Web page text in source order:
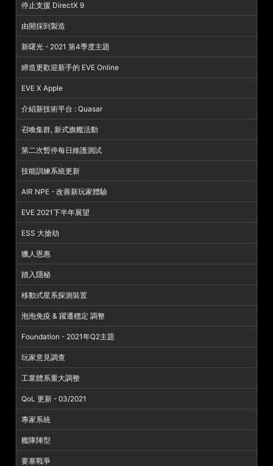
停止支援 DirectX 9
由開採到製造
新曙光 - 2021 第4季度主題
締造更歡迎新手的 EVE Online
EVE X Apple
介紹新技術平台 : Quasar
召喚集群, 新式旗艦活動
第二次暫停每日維護測試
技能訓練系統更新
AIR NPE - 改善新玩家體驗
EVE 2021下半年展望
ESS 大搶劫
獵人恩惠
踏入隱秘
移動式星系探測裝置
泡泡免疫 & 躍遷穩定 調整
Foundation - 2021年Q2主題
玩家意見調查
工業體系重大調整
QoL 更新 - 03/2021
專家系統
艦隊陣型
要塞戰爭